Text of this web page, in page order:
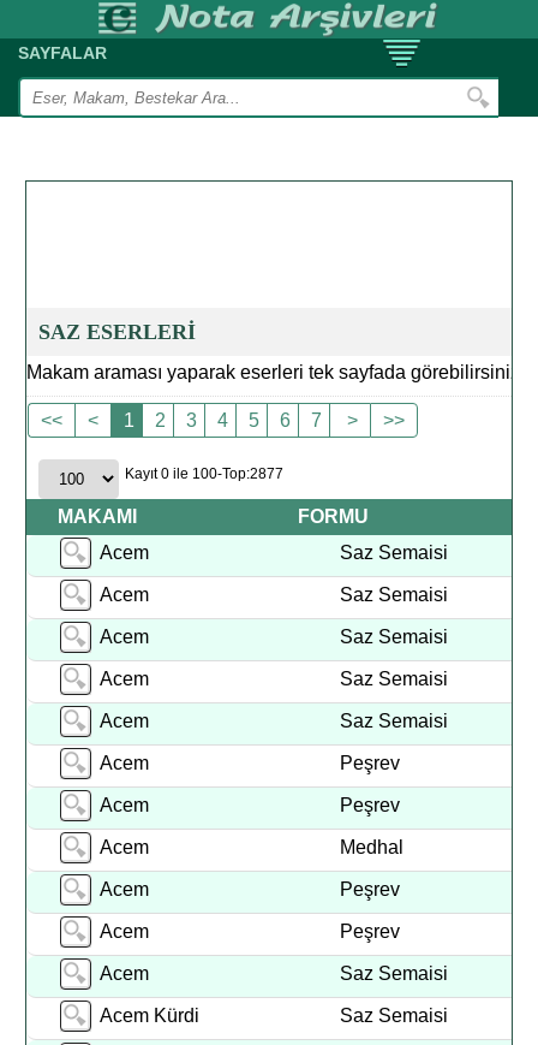
SAYFALAR
SAZ ESERLERİ
Makam araması yaparak eserleri tek sayfada görebilirsiniz
<< < 1 2 3 4 5 6 7 > >>
Kayıt 0 ile 100-Top:2877
MAKAMI
FORMU
Acem
Saz Semaisi
Acem Saz Semaisi
Acem Saz Semaisi
Acem Saz Semaisi
Acem Saz Semaisi
Acem Peşrev
Acem Peşrev
Acem Medhal
Acem Peşrev
Acem Peşrev
Acem Saz Semaisi
Acem Kürdi Saz Semaisi